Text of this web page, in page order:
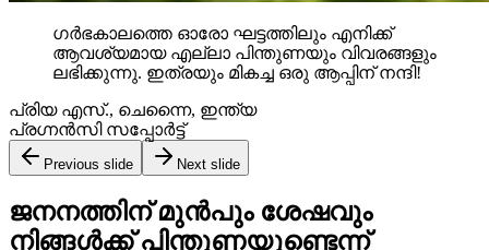
ഗർഭകാലത്തെ ഓരോ ഘട്ടത്തിലും എനിക്ക്
ആവശ്യമായ എല്ലാ പിന്തുണയും വിവരങ്ങളും
ലഭിക്കുന്നു. ഇത്രയും മികച്ച ഒരു ആപ്പിന് നന്ദി!
പ്രിയ എസ്., ചെന്നൈ, ഇന്ത്യ
പ്രഗ്നൻസി സപ്പോർട്ട്
Previous slide Next slide
ജനനത്തിന് മുൻപും ശേഷവും
നിങ്ങള്‍ക്ക് പിന്തുണയുണ്ടെന്ന്